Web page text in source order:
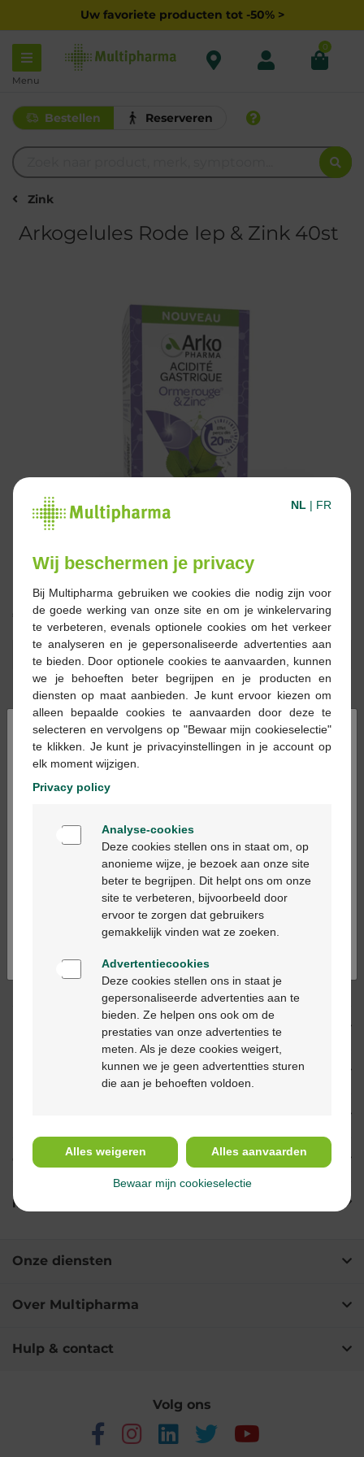
Uw favoriete producten tot -50% >
Menu
0
Bestellen Reserveren
Zink
Arkogelules Rode Iep & Zink 40st
€ 12,50
Bestellen Reserveren
Op voorraad online
- + In winkelmandje
Max. aantal = 12
werkdag geleverd
levering in je Multipharma apotheek
levering thuis vanaf €55
betalen
Klantendienstvia chat ofcontactformulier
Productbeschrijving
Eigenschappen
Gebruik
Ingrediënten
Onze diensten
Over Multipharma
Hulp & contact
Volg ons
×
Bienvenue
Ga verder in het nederlands
Continuez en français
NL | FR
Wij beschermen je privacy
Bij Multipharma gebruiken we cookies die nodig zijn voor
de goede werking van onze site en om je winkelervaring
te verbeteren, evenals optionele cookies om het verkeer
te analyseren en je gepersonaliseerde advertenties aan
te bieden. Door optionele cookies te aanvaarden, kunnen
we je behoeften beter begrijpen en je producten en
diensten op maat aanbieden. Je kunt ervoor kiezen om
alleen bepaalde cookies te aanvaarden door deze te
selecteren en vervolgens op "Bewaar mijn cookieselectie"
te klikken. Je kunt je privacyinstellingen in je account op
elk moment wijzigen.
Privacy policy
Analyse-cookies
Deze cookies stellen ons in staat om, op
anonieme wijze, je bezoek aan onze site
beter te begrijpen. Dit helpt ons om onze
site te verbeteren, bijvoorbeeld door
ervoor te zorgen dat gebruikers
gemakkelijk vinden wat ze zoeken.
Advertentiecookies
Deze cookies stellen ons in staat je
gepersonaliseerde advertenties aan te
bieden. Ze helpen ons ook om de
prestaties van onze advertenties te
meten. Als je deze cookies weigert,
kunnen we je geen advertentties sturen
die aan je behoeften voldoen.
Alles weigeren Alles aanvaarden
Bewaar mijn cookieselectie